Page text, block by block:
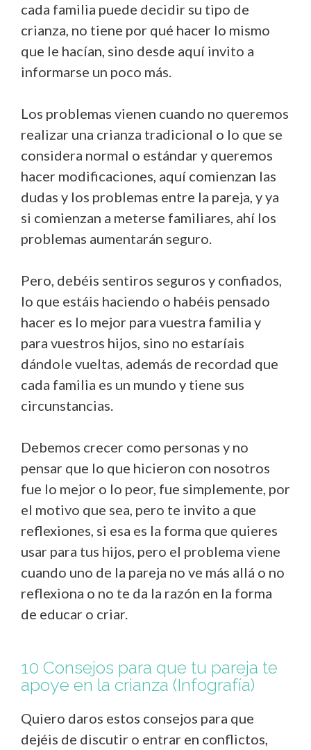
cada familia puede decidir su tipo de
crianza, no tiene por qué hacer lo mismo
que le hacían, sino desde aquí invito a
informarse un poco más.
Los problemas vienen cuando no queremos
realizar una crianza tradicional o lo que se
considera normal o estándar y queremos
hacer modificaciones, aquí comienzan las
dudas y los problemas entre la pareja, y ya
si comienzan a meterse familiares, ahí los
problemas aumentarán seguro.
Pero, debéis sentiros seguros y confiados,
lo que estáis haciendo o habéis pensado
hacer es lo mejor para vuestra familia y
para vuestros hijos, sino no estaríais
dándole vueltas, además de recordad que
cada familia es un mundo y tiene sus
circunstancias.
Debemos crecer como personas y no
pensar que lo que hicieron con nosotros
fue lo mejor o lo peor, fue simplemente, por
el motivo que sea, pero te invito a que
reflexiones, si esa es la forma que quieres
usar para tus hijos, pero el problema viene
cuando uno de la pareja no ve más allá o no
reflexiona o no te da la razón en la forma
de educar o criar.
10 Consejos para que tu pareja te
apoye en la crianza (Infografía)
Quiero daros estos consejos para que
dejéis de discutir o entrar en conflictos,